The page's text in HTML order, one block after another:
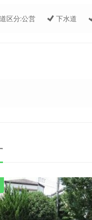
区分:公営 下水道